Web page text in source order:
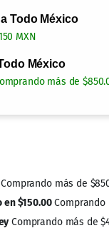
Todo México
MXN
México
más de
$150.00
Comprando más de